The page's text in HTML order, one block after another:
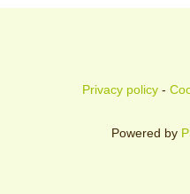
Privacy policy-
Powered by